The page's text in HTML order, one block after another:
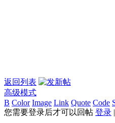
返回列表
高级模式
B Color Image Link Quote Code
您需要登录后才可以回帖 登录 |